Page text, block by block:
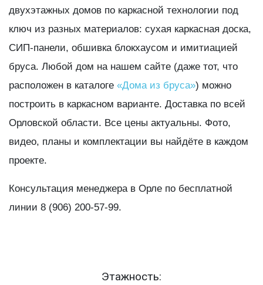
двухэтажных домов по каркасной технологии под
ключ из разных материалов: сухая каркасная доска,
СИП-панели, обшивка блокхаусом и имитиацией
бруса. Любой дом на нашем сайте (даже тот, что
расположен в каталоге «Дома из бруса») можно
построить в каркасном варианте. Доставка по всей
Орловской области. Все цены актуальны. Фото,
видео, планы и комплектации вы найдёте в каждом
проекте.
Консультация менеджера в Орле по бесплатной
линии 8 (906) 200-57-99.
Этажность: